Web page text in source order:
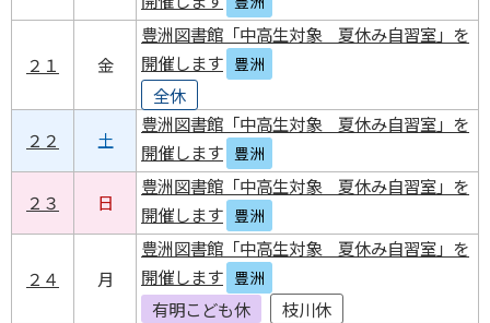
２１ 金
豊洲図書館「中高生対象 夏休み自習室」を
開催します 豊洲
全休
２２
土
豊洲図書館「中高生対象 夏休み自習室」を
開催します 豊洲
２３ 日
豊洲図書館「中高生対象 夏休み自習室」を
開催します 豊洲
２４ 月
豊洲図書館「中高生対象 夏休み自習室」を
開催します 豊洲
有明こども休
枝川休